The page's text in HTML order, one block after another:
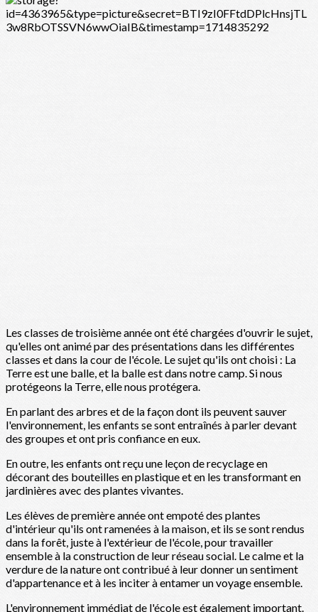
Les classes de troisième année ont été chargées d'ouvrir le sujet,
qu'elles ont animé par des présentations dans les différentes
classes et dans la cour de l'école. Le sujet qu'ils ont choisi : La
Terre est une balle, et la balle est dans notre camp. Si nous
protégeons la Terre, elle nous protégera.
En parlant des arbres et de la façon dont ils peuvent sauver
l'environnement, les enfants se sont entraînés à parler devant
des groupes et ont pris confiance en eux.
En outre, les enfants ont reçu une leçon de recyclage en
décorant des bouteilles en plastique et en les transformant en
jardinières avec des plantes vivantes.
Les élèves de première année ont empoté des plantes
d'intérieur qu'ils ont ramenées à la maison, et ils se sont rendus
dans la forêt, juste à l'extérieur de l'école, pour travailler
ensemble à la construction de leur réseau social. Le calme et la
verdure de la nature ont contribué à leur donner un sentiment
d'appartenance et à les inciter à entamer un voyage ensemble.
L'environnement immédiat de l'école est également important.